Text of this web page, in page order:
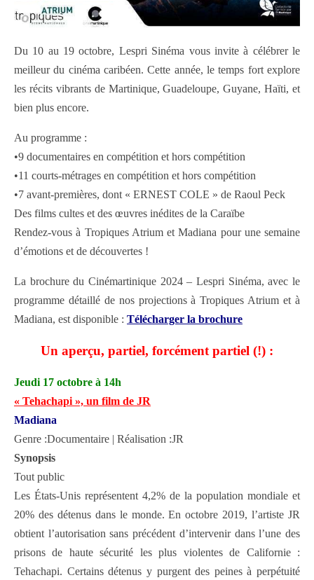
Du 10 au 19 octobre, Lespri Sinéma vous invite à célébrer le
meilleur du cinéma caribéen. Cette année, le temps fort explore
les récits vibrants de Martinique, Guadeloupe, Guyane, Haïti, et
bien plus encore.
Au programme :
•9 documentaires en compétition et hors compétition
•11 courts-métrages en compétition et hors compétition
•7 avant-premières, dont « ERNEST COLE » de Raoul Peck
Des films cultes et des œuvres inédites de la Caraïbe
Rendez-vous à Tropiques Atrium et Madiana pour une semaine
d’émotions et de découvertes !
La brochure du Cinémartinique 2024 – Lespri Sinéma, avec le
programme détaillé de nos projections à Tropiques Atrium et à
Madiana, est disponible : Télécharger la brochure
Un aperçu, partiel, forcément partiel (!) :
Jeudi 17 octobre à 14h
« Tehachapi », un film de JR
Madiana
Genre :Documentaire | Réalisation :JR
Synopsis
Tout public
Les États-Unis représentent 4,2% de la population mondiale et
20% des détenus dans le monde. En octobre 2019, l’artiste JR
obtient l’autorisation sans précédent d’intervenir dans l’une des
prisons de haute sécurité les plus violentes de Californie :
Tehachapi. Certains détenus y purgent des peines à perpétuité